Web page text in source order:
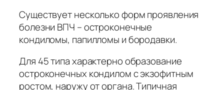
Существует несколько форм проявления
болезни ВПЧ – остроконечные
кондиломы, папилломы и бородавки.
Для 45 типа характерно образование
остроконечных кондилом с экзофитным
ростом, наружу от органа. Типичная